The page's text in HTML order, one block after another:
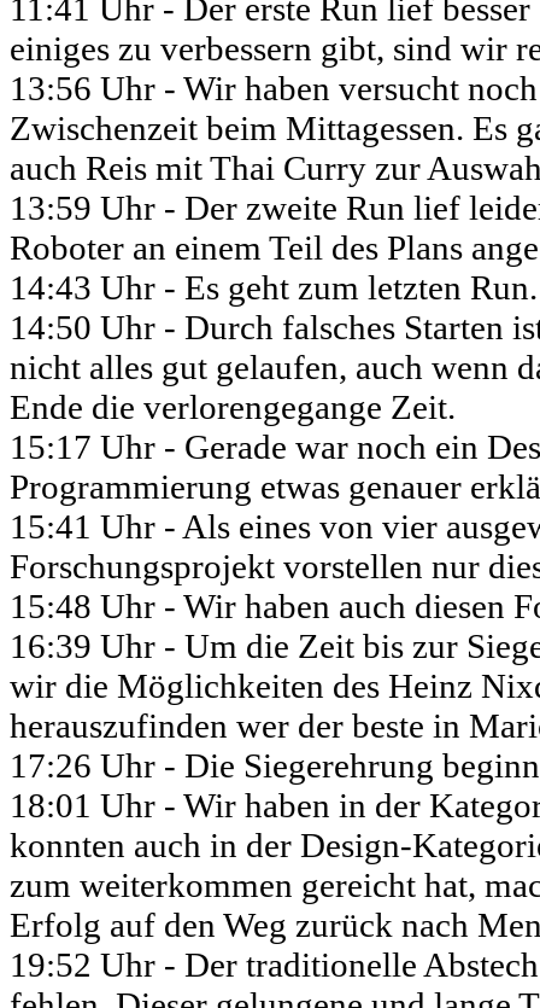
11:41 Uhr - Der erste Run lief
einiges zu verbessern gibt, sind wir
13:56 Uhr - Wir haben versucht
Zwischenzeit beim Mittagessen. Es
auch Reis mit Thai Curry zur
13:59 Uhr - Der zweite Run lief
Roboter an einem Teil des Plans
14:43 Uhr - Es geht zum letzten Run.
14:50 Uhr - Durch falsches Starten
nicht alles gut gelaufen, auch wenn
Ende die verlorengegange Zeit.
15:17 Uhr - Gerade war noch ein
Programmierung etwas genauer
15:41 Uhr - Als eines von vier
Forschungsprojekt vorstellen nur
15:48 Uhr - Wir haben auch diesen
16:39 Uhr - Um die Zeit bis zur
wir die Möglichkeiten des Heinz
herauszufinden wer der beste in
17:26 Uhr - Die Siegerehrung
18:01 Uhr - Wir haben in der
konnten auch in der Design-
zum weiterkommen gereicht hat,
Erfolg auf den Weg zurück nach
19:52 Uhr - Der traditionelle